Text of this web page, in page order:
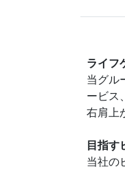
ライフ
当グル
ービス
右肩上
目指す
当社の